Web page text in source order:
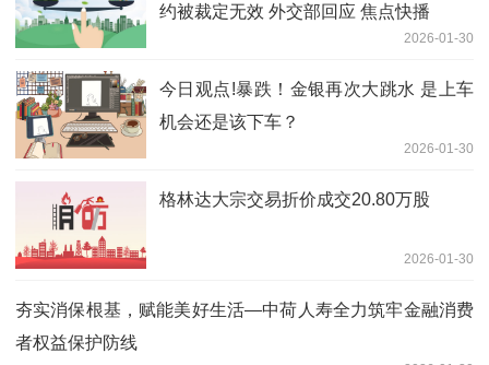
约被裁定无效 外交部回应 焦点快播
2026-01-30
今日观点!暴跌！金银再次大跳水 是上车
机会还是该下车？
2026-01-30
格林达大宗交易折价成交20.80万股
2026-01-30
夯实消保根基，赋能美好生活—中荷人寿全力筑牢金融消费
者权益保护防线